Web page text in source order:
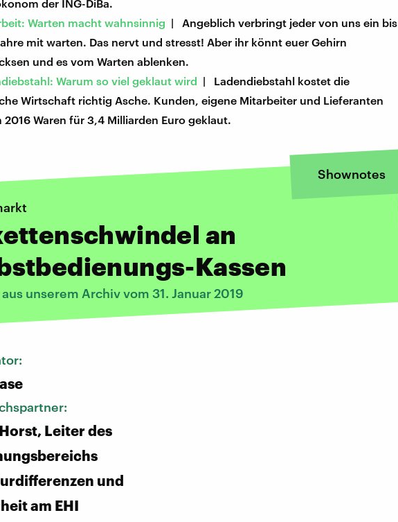
der ING-DiBa.
Warten macht wahnsinnig | Angeblich verbringt jeder von uns ein bis
mit warten. Das nervt und stresst! Aber ihr könnt euer Gehirn
und es vom Warten ablenken.
Warum so viel geklaut wird | Ladendiebstahl kostet die
Wirtschaft richtig Asche. Kunden, eigene Mitarbeiter und Lieferanten
2016 Waren für 3,4 Milliarden Euro geklaut.
Shownotes
an
Kassen
unserem Archiv vom 31. Januar 2019
Leiter des
und
am EHI